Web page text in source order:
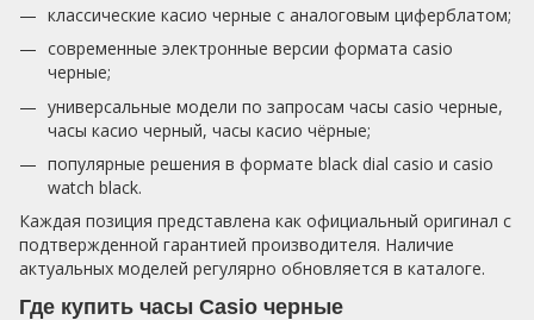
классические касио черные с аналоговым циферблатом;
современные электронные версии формата casio
черные;
универсальные модели по запросам часы casio черные,
часы касио черный, часы касио чёрные;
популярные решения в формате black dial casio и casio
watch black.
Каждая позиция представлена как официальный оригинал с
подтвержденной гарантией производителя. Наличие
актуальных моделей регулярно обновляется в каталоге.
Где купить часы Casio черные